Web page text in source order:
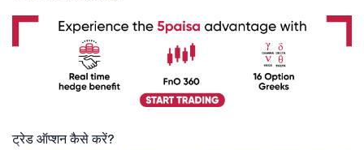
ट्रेड ऑप्शन कैसे करें?